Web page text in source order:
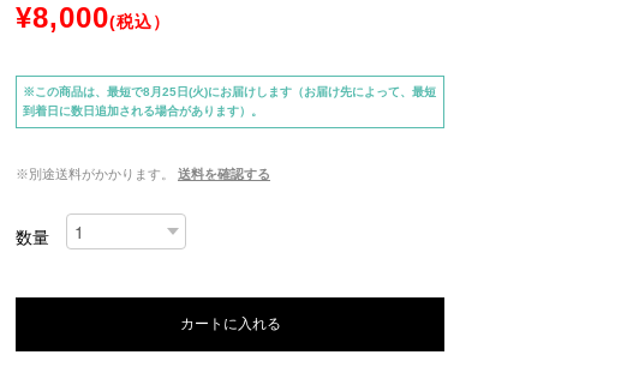
¥8,000(税込）
※この商品は、最短で8月25日(火)にお届けします（お届け先によって、最短
到着日に数日追加される場合があります）。
※別途送料がかかります。 送料を確認する
数量
カートに入れる